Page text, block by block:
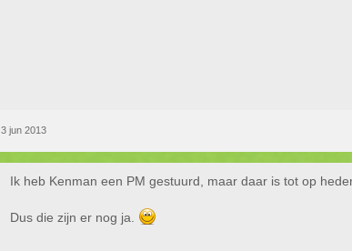
3 jun 2013
Ik heb Kenman een PM gestuurd, maar daar is tot op
Dus die zijn er nog ja.